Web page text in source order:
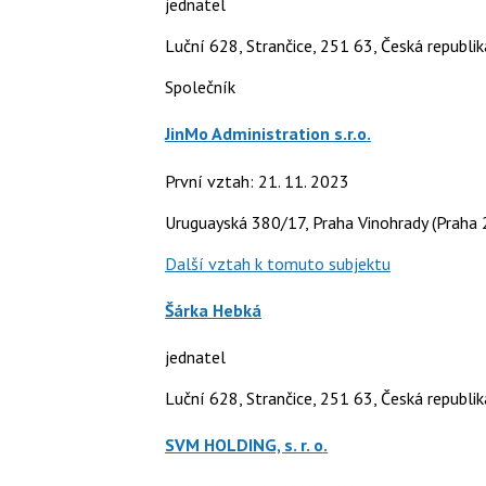
jednatel
Luční 628, Strančice, 251 63, Česká
Společník
JinMo Administration s.r.o.
První vztah: 21. 11. 2023
Uruguayská 380/17, Praha Vinohrady (Praha
Další vztah k tomuto subjektu
Šárka Hebká
jednatel
Luční 628, Strančice, 251 63, Česká
SVM HOLDING, s. r. o.